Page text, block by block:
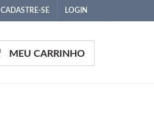
CADASTRE-SE LOGIN
MEU CARRINHO